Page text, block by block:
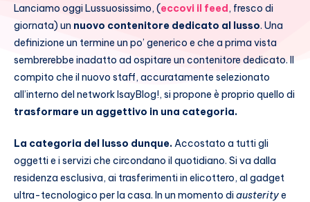
Lanciamo oggi Lussuosissimo, (eccovi il feed, fresco di
giornata) un nuovo contenitore dedicato al lusso. Una
definizione un termine un po’ generico e che a prima vista
sembrerebbe inadatto ad ospitare un contenitore dedicato. Il
compito che il nuovo staff, accuratamente selezionato
all’interno del network IsayBlog!, si propone è proprio quello di
trasformare un aggettivo in una categoria.
La categoria del lusso dunque.Accostato a tutti gli
oggetti e i servizi che circondano il quotidiano. Si va dalla
residenza esclusiva, ai trasferimenti in elicottero, al gadget
ultra-tecnologico per la casa. In un momento diausteritye